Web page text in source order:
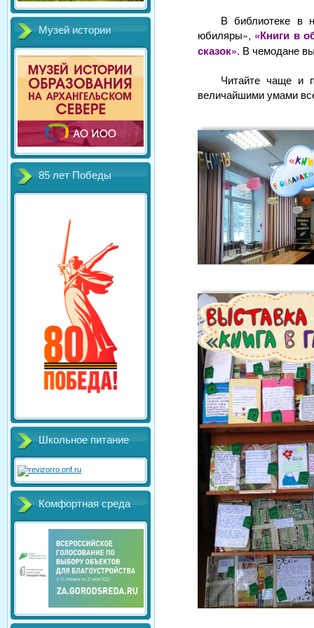
Музей истории
85 лет Победы
Школьное питание
Комфортная среда
В библиотеке в
юбиляры», «Книги в
сказок». В чемодане
Читайте чаще и
величайшими умами